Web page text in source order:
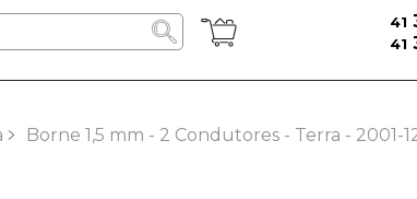
41
41
Borne 1,5 mm - 2 Condutores - Terra - 2001-